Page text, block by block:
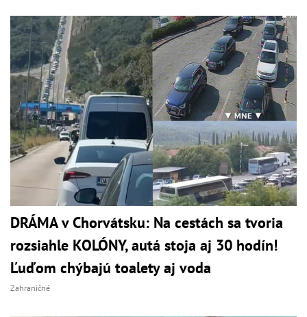
DRÁMA v Chorvátsku: Na cestách sa tvoria
rozsiahle KOLÓNY, autá stoja aj 30 hodín!
Ľuďom chýbajú toalety aj voda
Zahraničné